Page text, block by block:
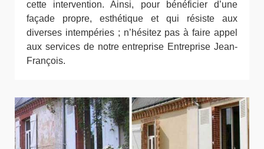
cette intervention. Ainsi, pour bénéficier d’une
façade propre, esthétique et qui résiste aux
diverses intempéries ; n’hésitez pas à faire appel
aux services de notre entreprise Entreprise Jean-
François.